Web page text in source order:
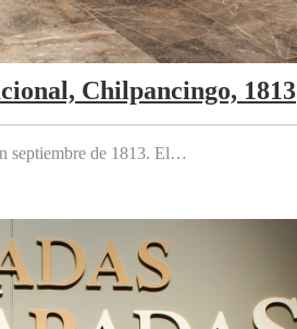
Chilpancingo, 1813
septiembre de 1813. El…